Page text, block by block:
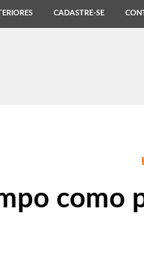
CADASTRE-SE
como